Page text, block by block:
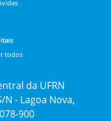
todos
da UFRN
N - Lagoa Nova,
900